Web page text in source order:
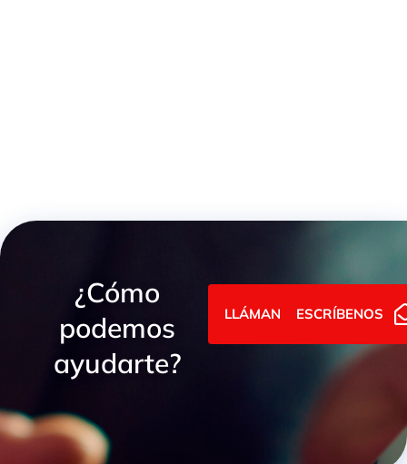
¿Cómo
podemos
ayudarte?
LLÁMANOSESCRÍBENOS